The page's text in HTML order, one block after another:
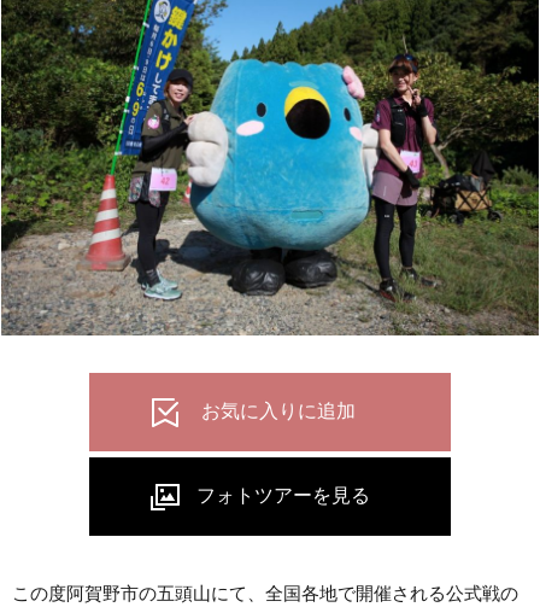
この度阿賀野市の五頭山にて、全国各地で開催される公式戦の